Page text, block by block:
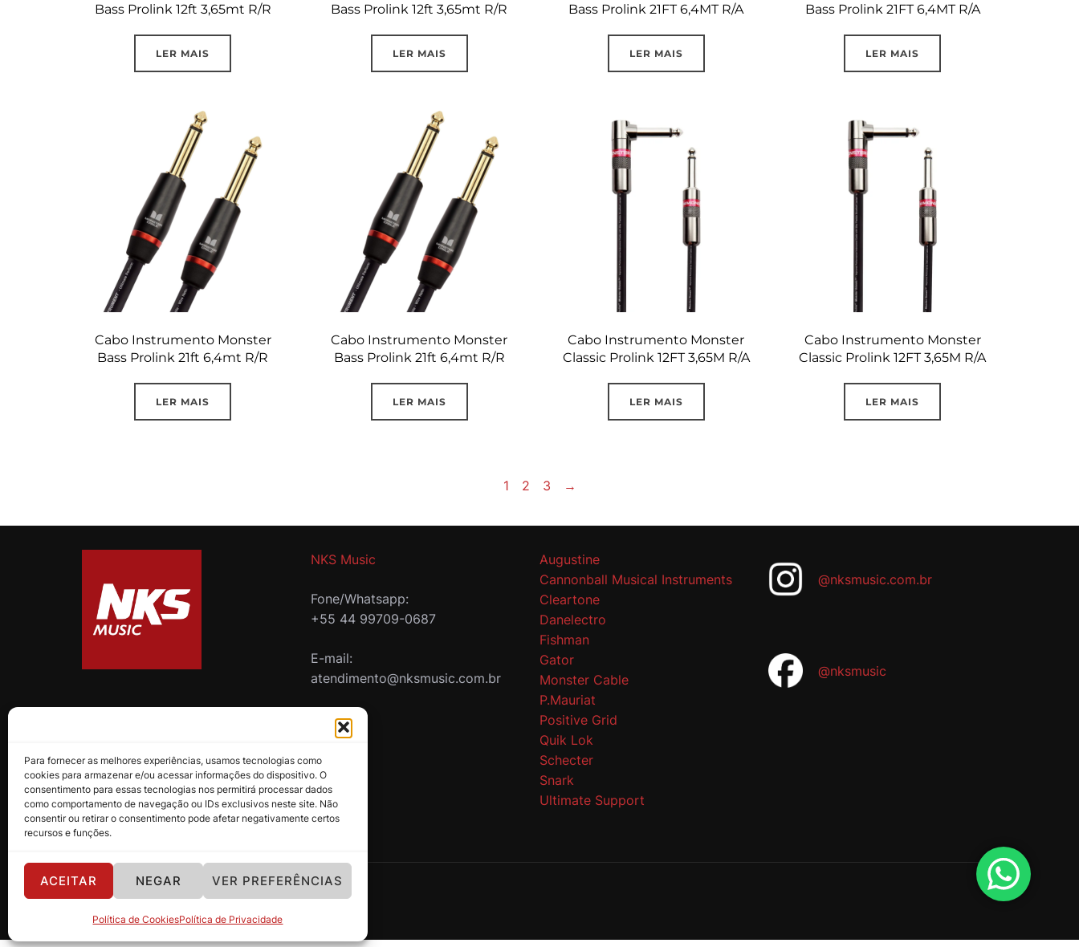
Para fornecer as melhores experiências, usamos tecnologias como
cookies para armazenar e/ou acessar informações do dispositivo. O
consentimento para essas tecnologias nos permitirá processar dados
como comportamento de navegação ou IDs exclusivos neste site. Não
consentir ou retirar o consentimento pode afetar negativamente certos
recursos e funções.
ACEITAR NEGAR VER PREFERÊNCIAS
Política de CookiesPolítica de Privacidade
Bass Prolink 12ft 3,65mt R/R
LER MAIS
Bass Prolink 12ft 3,65mt R/R
LER MAIS
Bass Prolink 21FT 6,4MT R/A
LER MAIS
Bass Prolink 21FT 6,4MT R/A
LER MAIS
Cabo Instrumento Monster
Bass Prolink 21ft 6,4mt R/R
LER MAIS
Cabo Instrumento Monster
Bass Prolink 21ft 6,4mt R/R
LER MAIS
Cabo Instrumento Monster
Classic Prolink 12FT 3,65M R/A
LER MAIS
Cabo Instrumento Monster
Classic Prolink 12FT 3,65M R/A
LER MAIS
1 2 3 →
NKS Music
Fone/Whatsapp:
+55 44 99709-0687
E-mail:
atendimento@nksmusic.com.br
Augustine
Cannonball Musical Instruments
Cleartone
Danelectro
Fishman
Gator
Monster Cable
P.Mauriat
Positive Grid
Quik Lok
Schecter
Snark
Ultimate Support
@nksmusic.com.br
@nksmusic
Política de Privacidade